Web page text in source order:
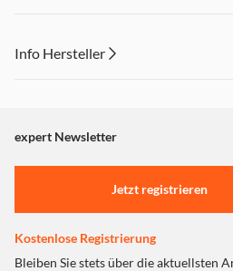
Info Hersteller
"Marketing".
Einstellungen anpassen
expert Newsletter
Jetzt registrieren
Kostenlose Registrierung
Bleiben Sie stets über die aktuellsten